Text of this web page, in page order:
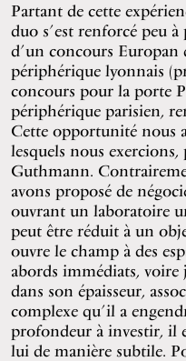
Partant de cette
duo s’est renforcé peu à
d’un concours Europan
périphérique lyonnais
concours pour la porte
périphérique parisien,
Cette opportunité nous
lesquels nous
Guthmann.
avons proposé de
ouvrant un laboratoire
peut être réduit à un
ouvre le champ à des
abords immédiats, voire
dans son épaisseur,
complexe qu’il a
profondeur à investir, il
lui de manière subtile.